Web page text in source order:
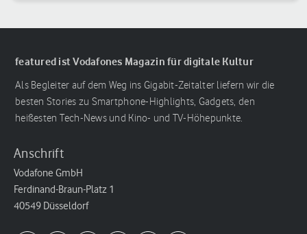
featured ist Vodafones Magazin für digitale Kultur
Als Begleiter auf dem Weg ins Gigabit-Zeitalter liefern wir die
besten Stories zu Smartphone-Highlights, Gadgets, den
heißesten Tech-News und Kino- und TV-Höhepunkte.
Anschrift
Vodafone GmbH
Ferdinand-Braun-Platz 1
40549 Düsseldorf